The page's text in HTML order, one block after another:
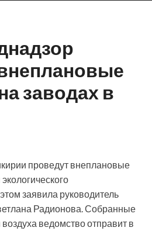
заводах в
проведут внеплановые
заявила руководитель
Радионова. Собранные
ведомство отправит в